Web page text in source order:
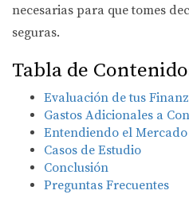
necesarias para que tomes
seguras.
Tabla de
Evaluación de tus
Gastos Adicionales a
Entendiendo el
Casos de Estudio
Conclusión
Preguntas Frecuentes